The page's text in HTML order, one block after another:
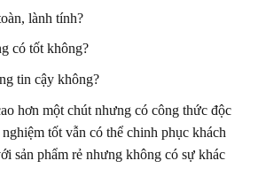
lành tính?
có tốt không?
tin cậy không?
hơn một chút nhưng có công thức độc
tốt vẫn có thể chinh phục khách
sản phẩm rẻ nhưng không có sự khác